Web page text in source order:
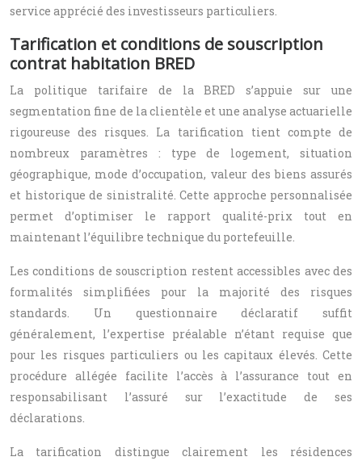
service apprécié des investisseurs particuliers.
Tarification et conditions de souscription
contrat habitation BRED
La politique tarifaire de la BRED s’appuie sur une
segmentation fine de la clientèle et une analyse actuarielle
rigoureuse des risques. La tarification tient compte de
nombreux paramètres : type de logement, situation
géographique, mode d’occupation, valeur des biens assurés
et historique de sinistralité. Cette approche personnalisée
permet d’optimiser le rapport qualité-prix tout en
maintenant l’équilibre technique du portefeuille.
Les conditions de souscription restent accessibles avec des
formalités simplifiées pour la majorité des risques
standards. Un questionnaire déclaratif suffit
généralement, l’expertise préalable n’étant requise que
pour les risques particuliers ou les capitaux élevés. Cette
procédure allégée facilite l’accès à l’assurance tout en
responsabilisant l’assuré sur l’exactitude de ses
déclarations.
La tarification distingue clairement les résidences